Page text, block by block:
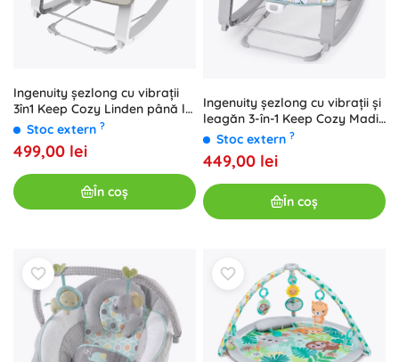
Ingenuity șezlong cu vibrații
3în1 Keep Cozy Linden până la
18 kgStoc extern ?
499,00 lei
În coș
Ingenuity șezlong cu vibrații și
leagăn 3-în-1 Keep Cozy Madi
până la 18 kg
Stoc extern ?
449,00 lei
În coș